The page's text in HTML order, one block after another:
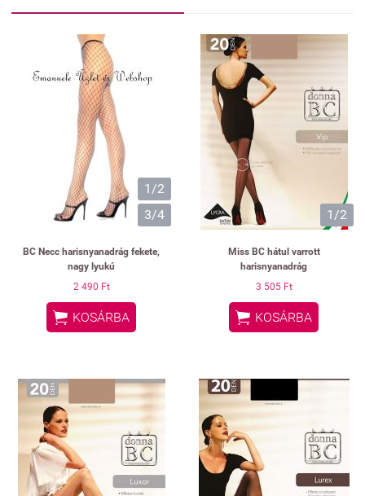
1/2
3/4
BC Necc harisnyanadrág fekete,
nagy lyukú
2 490 Ft
 KOSÁRBA
1/2
Miss BC hátul varrott
harisnyanadrág
3 505 Ft
 KOSÁRBA